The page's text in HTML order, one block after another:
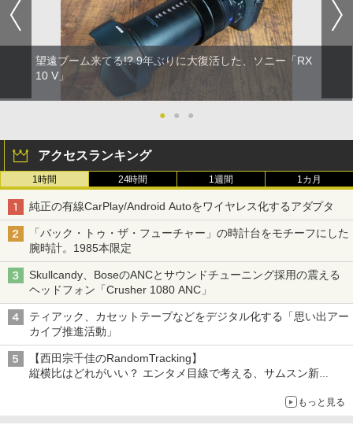
望遠ブーム来てる!? 9年ぶりに大復活した、ソニー「RX
10 V」
● ● ●
アクセスランキング
1時間 24時間 1週間 1カ月
純正の有線CarPlay/Android Autoをワイヤレス化するアダプタ
「バック・トゥ・ザ・フューチャー」の時計台をモチーフにした
腕時計。1985本限定
Skullcandy、BoseのANCとサウンドチューニング採用の震える
ヘッドフォン「Crusher 1080 ANC」
ティアック、カセットテープなどをデジタル化する「思い出アー
カイブ推進活動」
【西田宗千佳のRandomTracking】
縦横比はどれがいい？ エンタメ目線で考える、サムスン新
もっと見る